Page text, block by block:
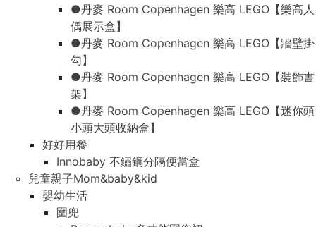
●丹麥 Room Copenhagen 樂高 LEGO【樂高人
偶展示盒】
●丹麥 Room Copenhagen 樂高 LEGO【牆壁掛
勾】
●丹麥 Room Copenhagen 樂高 LEGO【裝飾書
架】
●丹麥 Room Copenhagen 樂高 LEGO【迷你頭
小頭大頭收納盒】
好好用餐
Innobaby 不鏽鋼分隔便當盒
兒童親子Mom&baby&kid
嬰幼生活
圍兜